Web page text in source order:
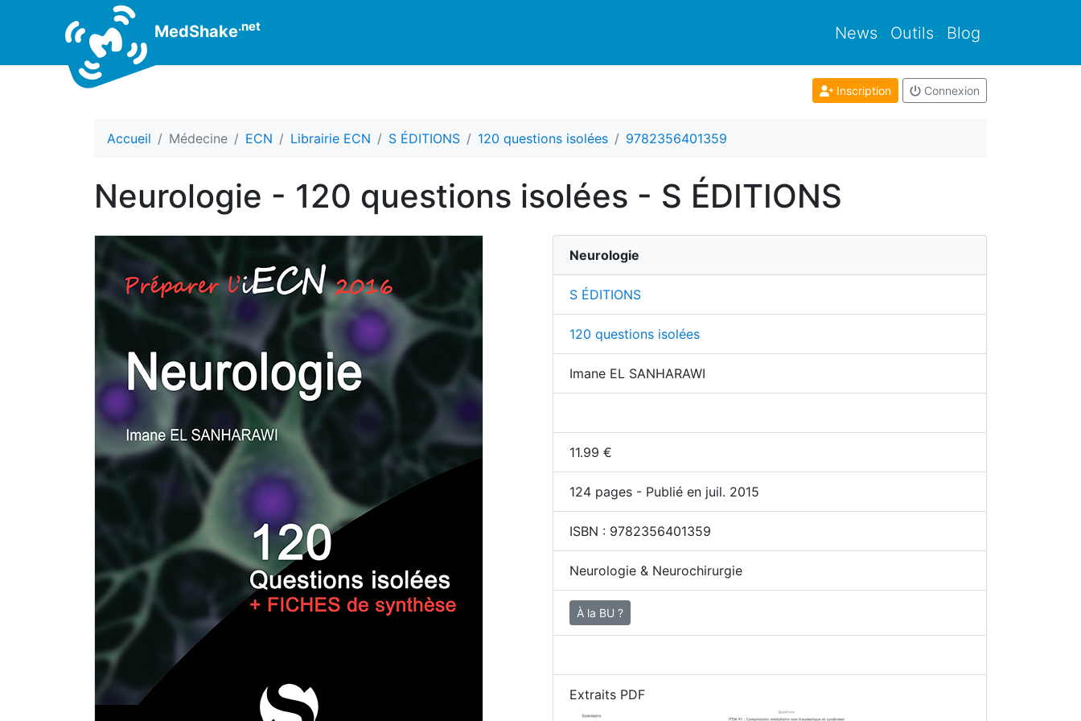
MedShake.net News Outils Blog
Inscription Connexion
Accueil Médecine ECN Librairie ECN S ÉDITIONS 120 questions isolées 9782356401359
Neurologie - 120 questions isolées - S ÉDITIONS
Neurologie
S ÉDITIONS
120 questions isolées
Imane EL SANHARAWI
11.99 €
124 pages - Publié en juil. 2015
ISBN : 9782356401359
Neurologie & Neurochirurgie
À la BU ?
Extraits PDF